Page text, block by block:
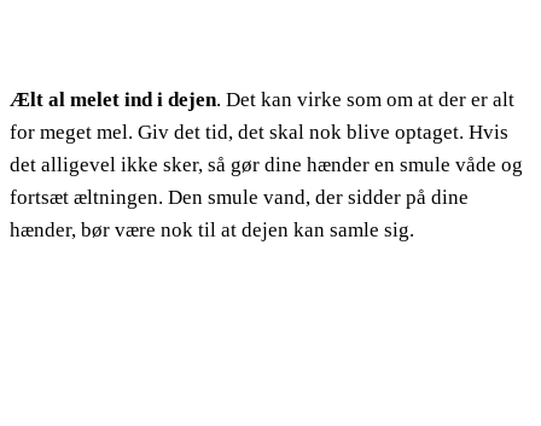
Ælt al melet ind i dejen. Det kan virke som om at der er alt
for meget mel. Giv det tid, det skal nok blive optaget. Hvis
det alligevel ikke sker, så gør dine hænder en smule våde og
fortsæt æltningen. Den smule vand, der sidder på dine
hænder, bør være nok til at dejen kan samle sig.